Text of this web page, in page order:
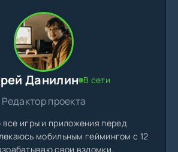
Данилин В сети
Редактор проекта
все игры и приложения перед
мобильным геймингом с 12
свои взломки.